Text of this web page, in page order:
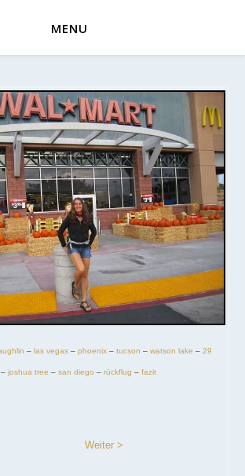
MENU
– las vegas– phoenix– tucson – watson lake – 29
– joshua tree – san diego – rückflug – fazit
Weiter >